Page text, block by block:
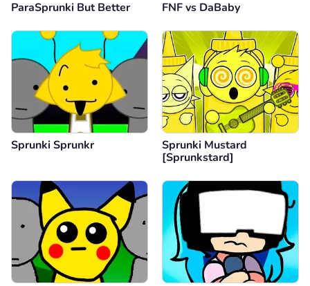
ParaSprunki But Better FNF vs DaBaby
Sprunki Sprunkr
Sprunki Mustard
[Sprunkstard]